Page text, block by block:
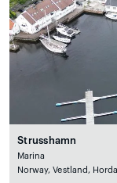
Strusshamn
Marina
Norway, Vestland,